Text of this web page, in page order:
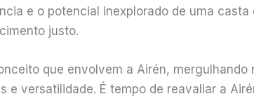
e o potencial inexplorado de uma
justo.
que envolvem a Airén,
e versatilidade. É tempo de reavaliar a